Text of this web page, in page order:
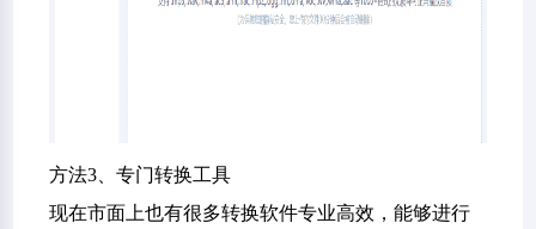
方法3、专门转换工具
现在市面上也有很多转换软件专业高效，能够进行